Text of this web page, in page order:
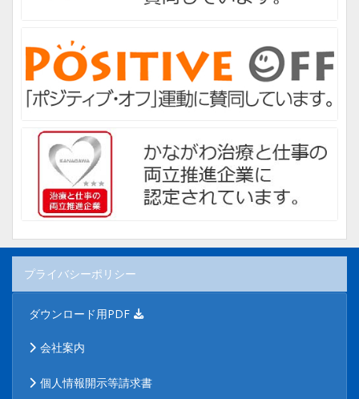
プライバシーポリシー
ダウンロード用PDF
会社案内
個人情報開示等請求書